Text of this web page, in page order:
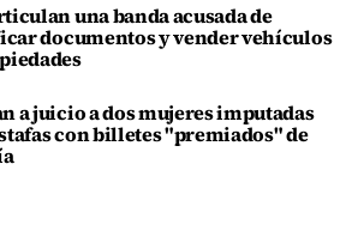
una banda acusada de
documentos y vender vehículos
a juicio a dos mujeres imputadas
con billetes "premiados" de